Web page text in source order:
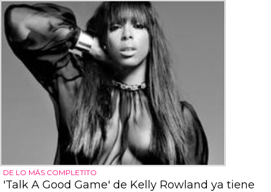
DE LO MÁS COMPLETITO
'Talk A Good Game' de Kelly Rowland ya tiene